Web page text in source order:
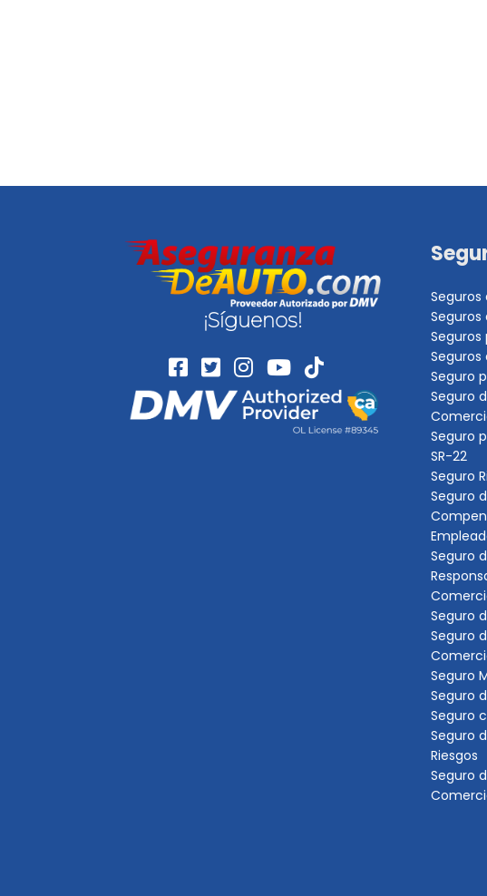
¡Síguenos!
Seguros
Seguros
Seguros
Seguro
Seguro
Seguro
SR-22
Seguro
Seguro
Seguro
Seguro
Seguro
Seguro
Seguro
Seguro
Seguro
Riesgos
Seguro